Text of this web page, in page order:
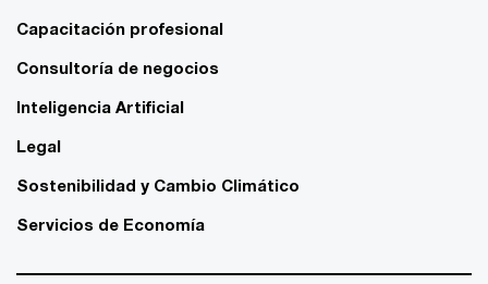
Capacitación profesional
Consultoría de negocios
Inteligencia Artificial
Legal
Sostenibilidad y Cambio Climático
Servicios de Economía